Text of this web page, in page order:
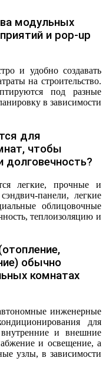
модульных
и pop-up
и удобно создавать
на строительство.
под разные
в зависимости
для
чтобы
долговечность?
легкие, прочные и
панели, легкие
облицовочные
теплоизоляцию и
обычно
комнатах
инженерные
для
и внешние
и освещение, а
узлы, в зависимости